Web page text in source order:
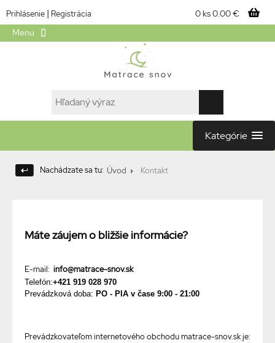
Prihlásenie | Registrácia 0 ks0.00 €
Menu
Kategórie
Nachádzate sa tu: Úvod Kontakt
Máte záujem o bližšie informácie?
E-mail: info@matrace-snov.sk
Telefón:+421 919 028 970
Prevádzková doba: PO - PIA v čase 9:00 - 21:00
Prevádzkovateľom internetového obchodu matrace-snov.sk je: